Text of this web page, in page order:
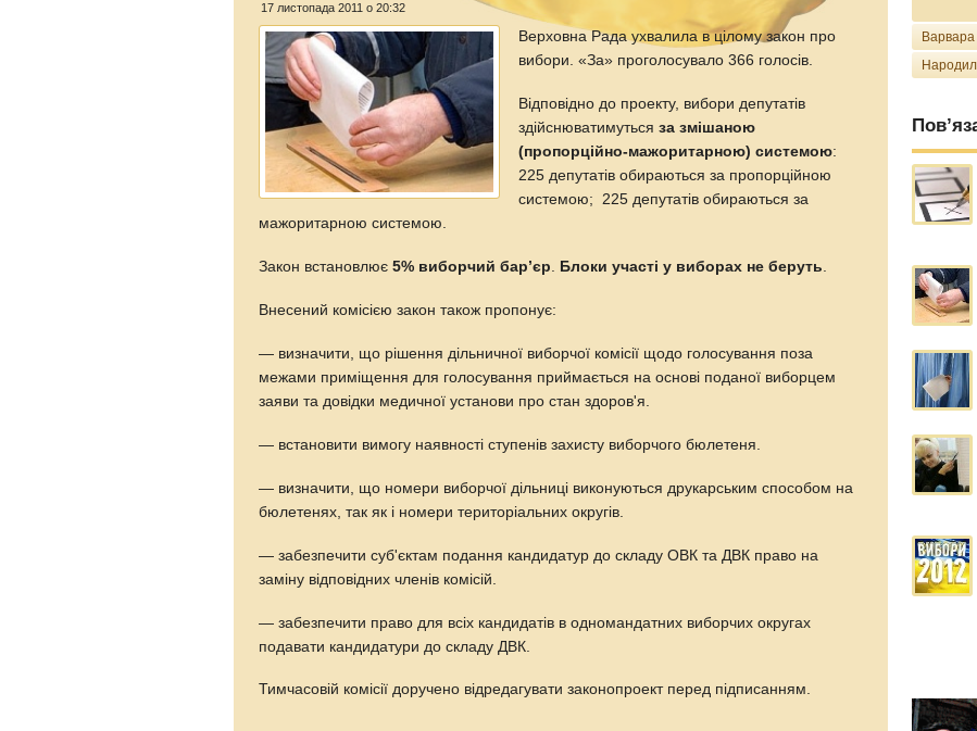
17 листопада 2011 о 20:32
Верховна Рада ухвалила в цілому закон про
вибори. «За» проголосувало 366 голосів.
Відповідно до проекту, вибори депутатів
здійснюватимутьсяза змішаною
(пропорційно-мажоритарною) системою:
225 депутатів обираються за пропорційною
системою; 225 депутатів обираються за
мажоритарною системою.
Закон встановлює5% виборчий бар’єр Блоки участі у виборах не беруть
Внесений комісією закон також пропонує:
— визначити, що рішення дільничної виборчої комісії щодо голосування поза
межами приміщення для голосування приймається на основі поданої виборцем
заяви та довідки медичної установи про стан здоров'я.
— встановити вимогу наявності ступенів захисту виборчого бюлетеня.
— визначити, що номери виборчої дільниці виконуються друкарським способом на
бюлетенях, так як і номери територіальних округів.
— забезпечити суб'єктам подання кандидатур до складу ОВК та ДВК право на
заміну відповідних членів комісій.
— забезпечити право для всіх кандидатів в одномандатних виборчих округах
подавати кандидатури до складу ДВК.
Тимчасовій комісії доручено відредагувати законопроект перед підписанням.